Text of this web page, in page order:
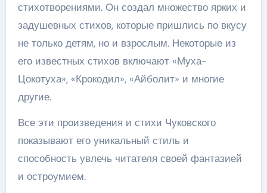
стихотворениями. Он создал множество ярких и
задушевных стихов, которые пришлись по вкусу
не только детям, но и взрослым. Некоторые из
его известных стихов включают «Муха-
Цокотуха», «Крокодил», «Айболит» и многие
другие.
Все эти произведения и стихи Чуковского
показывают его уникальный стиль и
способность увлечь читателя своей фантазией
и остроумием.